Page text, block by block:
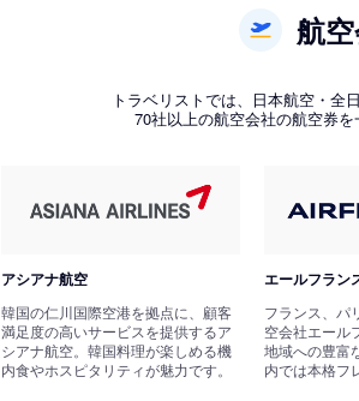
航
トラベリストでは、日本航空・全
70社以上の航空会社の航空券を
アシアナ航空
韓国の仁川国際空港を拠点に、顧客
満足度の高いサービスを提供するア
シアナ航空。韓国料理が楽しめる機
内食やホスピタリティが魅力です。
エールフラン
フランス、パ
空会社エール
地域への豊富
内では本格フ